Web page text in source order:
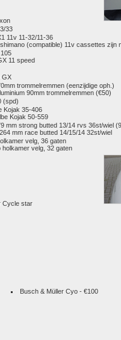
33
11v 11-32/11-36
(compatible) 11v cassettes zijn
11 speed
GX
trommelremmen (eenzijdige oph.)
90mm trommelremmen (€50)
(spd)
Kojak 35-406
Kojak 50-559
mm strong butted 13/14 rvs 36st/wiel
mm race butted 14/15/14 32st/wiel
velg, 36 gaten
holkamer velg, 32 gaten
Cycle star
Busch & Müller Cyo - €100